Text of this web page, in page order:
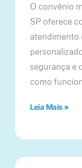
O convênio
SP oferece
atendimento
segurança e
como
Leia Mais »